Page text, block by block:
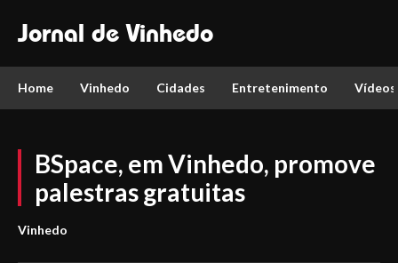
Jornal de Vinhedo
Home Vinhedo Cidades Entretenimento Vídeos
BSpace, em Vinhedo, promove
palestras gratuitas
Vinhedo